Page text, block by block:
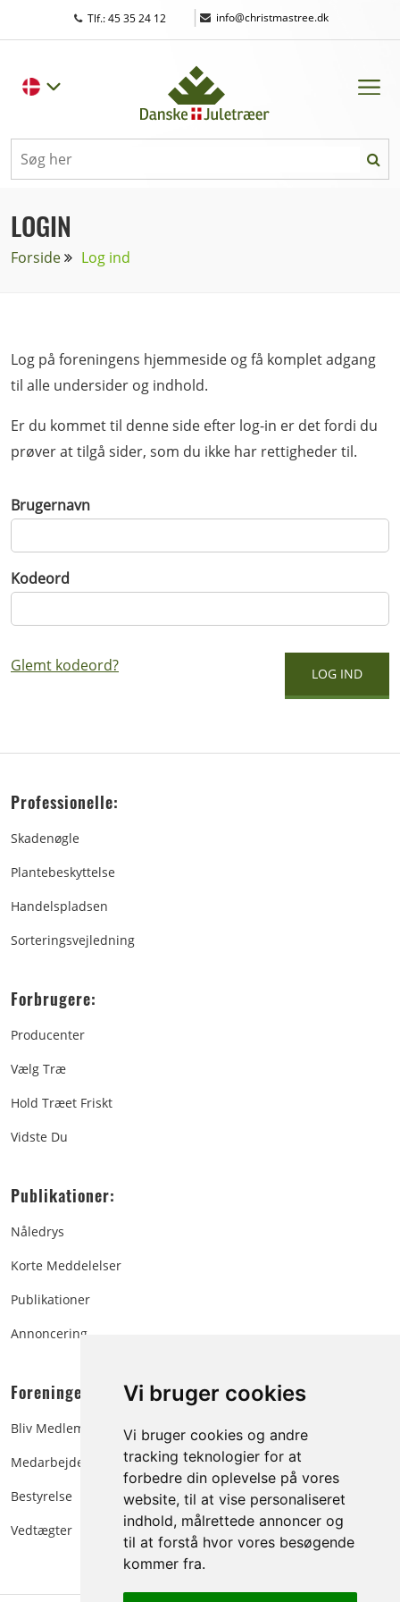
Vi bruger cookies
Vi bruger cookies og andre
tracking teknologier for at
forbedre din oplevelse på vores
website, til at vise personaliseret
indhold, målrettede annoncer og
til at forstå hvor vores besøgende
kommer fra.
Tlf.: 45 35 24 12 | info@christmastree.dk
LOGIN
Forside Log ind
Log på foreningens hjemmeside og få komplet adgang
til alle undersider og indhold.
Er du kommet til denne side efter log-in er det fordi du
prøver at tilgå sider, som du ikke har rettigheder til.
Brugernavn
Kodeord
Glemt kodeord?
Professionelle:
Skadenøgle
Plantebeskyttelse
Handelspladsen
Sorteringsvejledning
Forbrugere:
Producenter
Vælg Træ
Hold Træet Friskt
Vidste Du
Publikationer:
Nåledrys
Korte Meddelelser
Publikationer
Annoncering
Foreningen:
Bliv Medlem
Medarbejdere
Bestyrelse
Vedtægter